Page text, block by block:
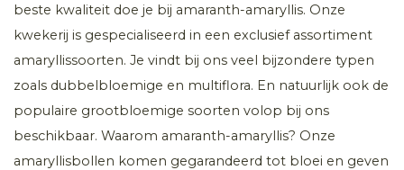
beste kwaliteit doe je bij amaranth-amaryllis. Onze
kwekerij is gespecialiseerd in een exclusief assortiment
amaryllissoorten. Je vindt bij ons veel bijzondere typen
zoals dubbelbloemige en multiflora. En natuurlijk ook de
populaire grootbloemige soorten volop bij ons
beschikbaar. Waarom amaranth-amaryllis? Onze
amaryllisbollen komen gegarandeerd tot bloei en geven